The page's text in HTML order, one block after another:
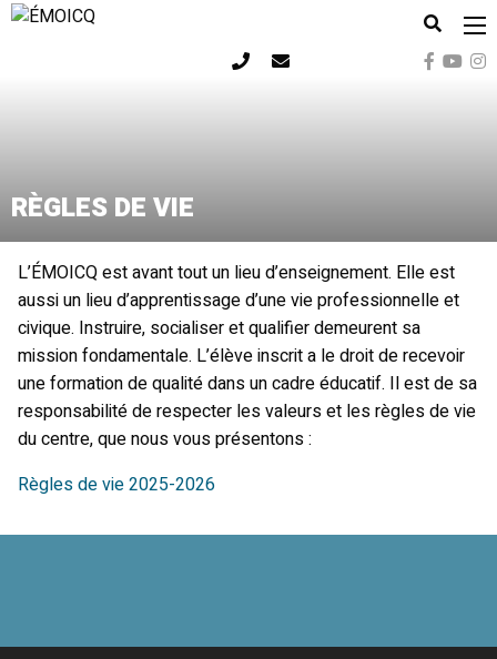
ÉMOICQ
RÈGLES DE VIE
L’ÉMOICQ est avant tout un lieu d’enseignement. Elle est
aussi un lieu d’apprentissage d’une vie professionnelle et
civique. Instruire, socialiser et qualifier demeurent sa
mission fondamentale. L’élève inscrit a le droit de recevoir
une formation de qualité dans un cadre éducatif. Il est de sa
responsabilité de respecter les valeurs et les règles de vie
du centre, que nous vous présentons :
Règles de vie 2025-2026